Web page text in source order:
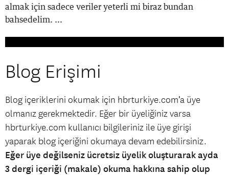
almak için sadece veriler yeterli mi biraz bundan
bahsedelim. ...
Blog Erişimi
Blog içeriklerini okumak için hbrturkiye.com’a üye
olmanız gerekmektedir. Eğer bir üyeliğiniz varsa
hbrturkiye.com kullanıcı bilgileriniz ile üye girişi
yaparak blog içeriğini okumaya devam edebilirsiniz.
Eğer üye değilseniz ücretsiz üyelik oluşturarak ayda
3 dergi içeriği (makale) okuma hakkına sahip olup